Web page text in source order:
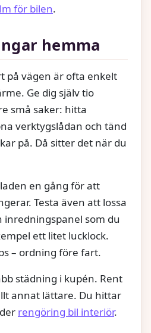
för bilen.
hemma
på vägen är ofta enkelt
Ge dig själv tio
små saker: hitta
verktygslådan och tänd
på. Då sitter det när du
en gång för att
Testa även att lossa
inredningspanel som du
ett litet lucklock.
– ordning före fart.
städning i kupén. Rent
annat lättare. Du hittar
rengöring bil interiör.